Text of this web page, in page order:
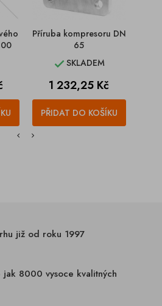
Příruba kompresoru DN
65
SKLADEM
Cena
1 232,25 Kč
PŘIDAT DO KOŠÍKU
již od roku 1997
jak 8000 vysoce kvalitných